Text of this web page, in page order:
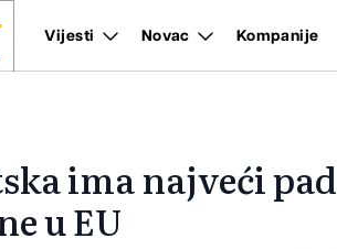
Vijesti Novac Kompanije
ima najveći pad
u EU